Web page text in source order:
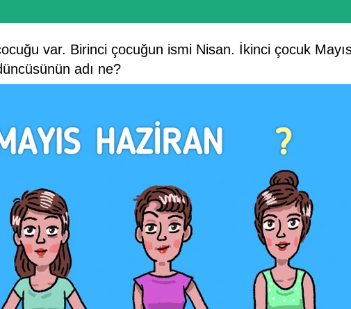
var. Birinci çocuğun ismi Nisan. İkinci çocuk
adı ne?